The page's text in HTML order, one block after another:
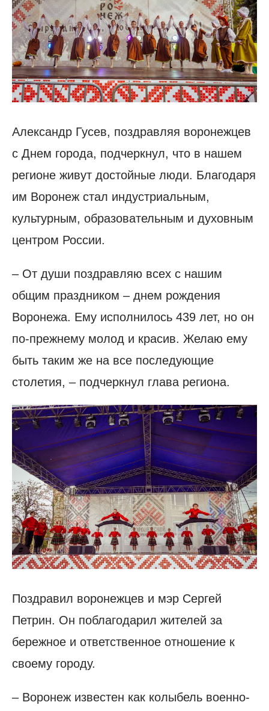
Александр Гусев, поздравляя воронежцев
с Днем города, подчеркнул, что в нашем
регионе живут достойные люди. Благодаря
им Воронеж стал индустриальным,
культурным, образовательным и духовным
центром России.
– От души поздравляю всех с нашим
общим праздником – днем рождения
Воронежа. Ему исполнилось 439 лет, но он
по-прежнему молод и красив. Желаю ему
быть таким же на все последующие
столетия, – подчеркнул глава региона.
Поздравил воронежцев и мэр Сергей
Петрин. Он поблагодарил жителей за
бережное и ответственное отношение к
своему городу.
– Воронеж известен как колыбель военно-